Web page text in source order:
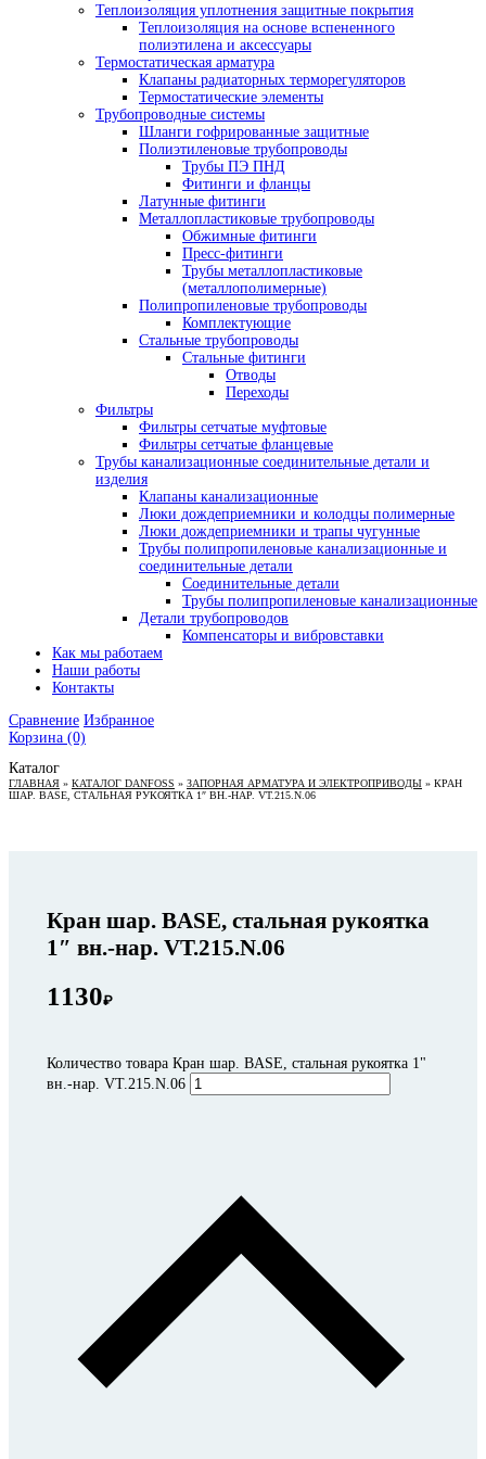
Теплоизоляция уплотнения защитные покрытия
Теплоизоляция на основе вспененного
полиэтилена и аксессуары
Термостатическая арматура
Клапаны радиаторных терморегуляторов
Термостатические элементы
Трубопроводные системы
Шланги гофрированные защитные
Полиэтиленовые трубопроводы
Трубы ПЭ ПНД
Фитинги и фланцы
Латунные фитинги
Металлопластиковые трубопроводы
Обжимные фитинги
Пресс-фитинги
Трубы металлопластиковые
(металлополимерные)
Полипропиленовые трубопроводы
Комплектующие
Стальные трубопроводы
Стальные фитинги
Отводы
Переходы
Фильтры
Фильтры сетчатые муфтовые
Фильтры сетчатые фланцевые
Трубы канализационные соединительные детали и
изделия
Клапаны канализационные
Люки дождеприемники и колодцы полимерные
Люки дождеприемники и трапы чугунные
Трубы полипропиленовые канализационные и
соединительные детали
Соединительные детали
Трубы полипропиленовые канализационные
Детали трубопроводов
Компенсаторы и вибровставки
Как мы работаем
Наши работы
Контакты
Сравнение Избранное
Корзина (0)
Каталог
ГЛАВНАЯ » КАТАЛОГ DANFOSS » ЗАПОРНАЯ АРМАТУРА И ЭЛЕКТРОПРИВОДЫ » КРАН
ШАР. BASE, СТАЛЬНАЯ РУКОЯТКА 1″ ВН.-НАР. VT.215.N.06
Кран шар. BASE, стальная рукоятка
1″ вн.-нар. VT.215.N.06
1130₽
Количество товара Кран шар. BASE, стальная рукоятка 1"
вн.-нар. VT.215.N.06